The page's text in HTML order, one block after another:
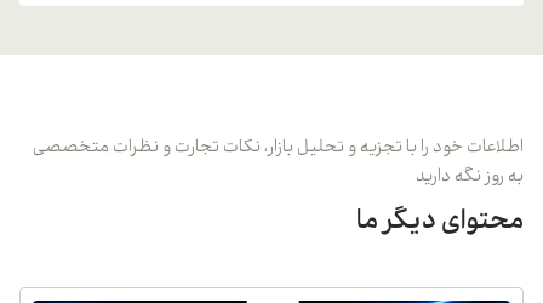
اطلاعات خود را با تجزیه و تحلیل بازار، نکات تجارت و نظرات متخصصی
به روز نگه دارید
محتوای دیگر ما